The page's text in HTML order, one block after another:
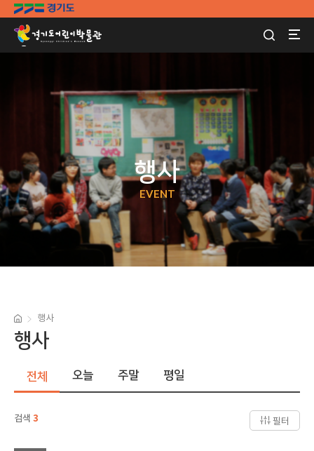
행사
EVENT
행사
행사
전체 오늘 주말 평일
검색 3 필터